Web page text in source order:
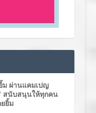
ม ผ่านแคมเปญ
สนับสนุนให้ทุกคน
ยิ้ม